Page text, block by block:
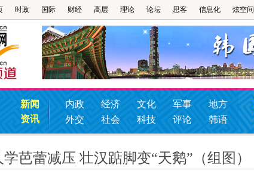
时政 国际 财经 高层 理论 论坛 思客 信息化 炫空间
新闻
资讯
内政 经济 文化 军事
地方
外交
社会 科技 评论 韩语
芭蕾减压 壮汉踮脚变“天鹅”（组图）